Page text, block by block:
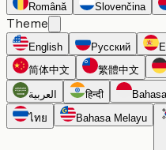
Română
Slovenčina
Theme
English Русский
简体中文
繁體中文
العربية हिन्दी Bahasa
ไทย
Bahasa Melayu